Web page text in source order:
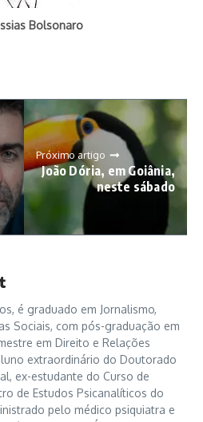
Bolsonaro
Próximo artigo
João Dória, em Goiânia,
neste sábado
é graduado em Jornalismo,
Sociais, com pós-graduação em
em Direito e Relações
extraordinário do Doutorado
ex-estudante do Curso de
de Estudos Psicanalíticos do
pelo médico psiquiatra e